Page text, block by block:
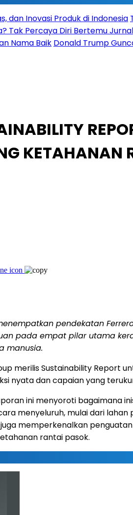
dan Inovasi Produk di Indonesia
Tak Percaya Diri Bertemu
Nama Baik Donald Trump
KETAHANAN
pendekatan
pada empat pilar utama
manusia.
merilis Sustainability Report
nyata dan capaian yang
ini menyoroti bagaimana
menyeluruh, mulai dari
memperkenalkan
rantai pasok.